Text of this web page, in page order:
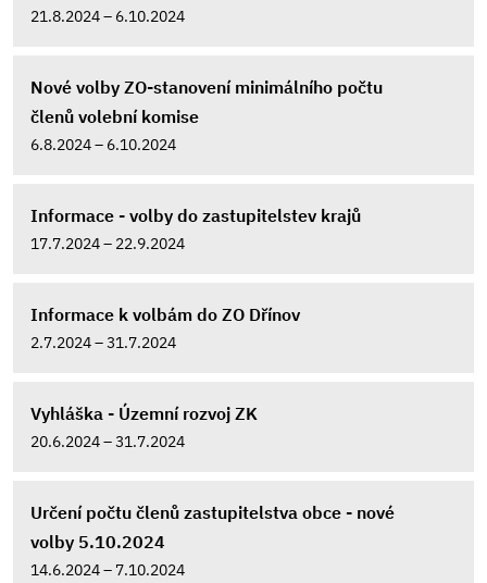
21.8.2024 – 6.10.2024
Nové volby ZO-stanovení minimálního počtu
členů volební komise
6.8.2024 – 6.10.2024
Informace - volby do zastupitelstev krajů
17.7.2024 – 22.9.2024
Informace k volbám do ZO Dřínov
2.7.2024 – 31.7.2024
Vyhláška - Územní rozvoj ZK
20.6.2024 – 31.7.2024
Určení počtu členů zastupitelstva obce - nové
volby 5.10.2024
14.6.2024 – 7.10.2024